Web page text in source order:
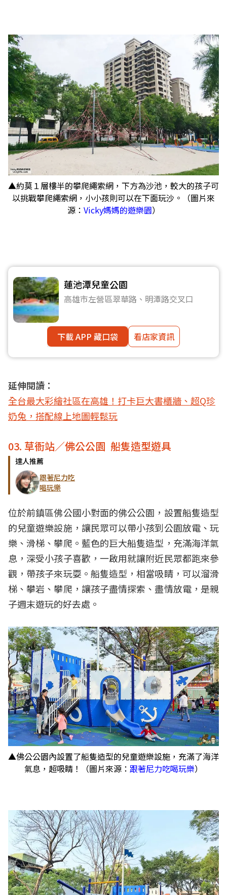
▲約莫１層樓半的攀爬繩索網，下方為沙池，較大的孩子可
以挑戰攀爬繩索網，小小孩則可以在下面玩沙。（圖片來
源： Vicky媽媽的遊樂園）
蓮池潭兒童公園
高雄市左營區翠華路、明潭路交叉口
下載 APP 藏口袋 看店家資訊
延伸閱讀：
全台最大彩繪社區在高雄！打卡巨大書櫃牆、超Q珍
奶兔，搭配線上地圖輕鬆玩
03. 草衙站／佛公公園 船隻造型遊具
達人推薦
跟著尼力吃
喝玩樂
位於前鎮區佛公國小對面的佛公公園，設置船隻造型
的兒童遊樂設施，讓民眾可以帶小孩到公園放電、玩
樂、滑梯、攀爬。藍色的巨大船隻造型，充滿海洋氣
息，深受小孩子喜歡，一啟用就讓附近民眾都跑來參
觀，帶孩子來玩耍。船隻造型，相當吸睛，可以溜滑
梯、攀岩、攀爬，讓孩子盡情探索、盡情放電，是親
子週末遊玩的好去處。
▲佛公公園內設置了船隻造型的兒童遊樂設施，充滿了海洋
氣息，超吸睛！（圖片來源： 跟著尼力吃喝玩樂）